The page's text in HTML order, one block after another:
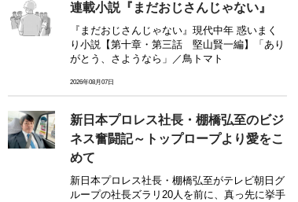
連載小説『まだおじさんじゃない』
『まだおじさんじゃない』現代中年 惑いまく
り小説【第十章・第三話 堅山賢一編】「あり
がとう、さようなら」／鳥トマト
2026年08月07日
新日本プロレス社長・棚橋弘至のビジ
ネス奮闘記～トップロープより愛をこ
めて
新日本プロレス社長・棚橋弘至がテレビ朝日グ
ループの社長ズラリ20人を前に、真っ先に挙手